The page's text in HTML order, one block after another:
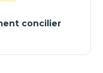
concilier